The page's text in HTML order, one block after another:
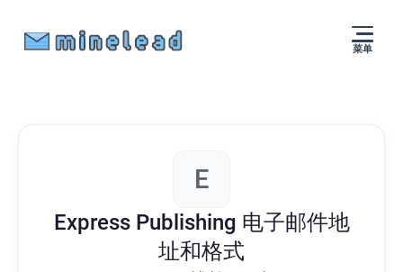
菜单
E
Express Publishing 电子邮件地
址和格式